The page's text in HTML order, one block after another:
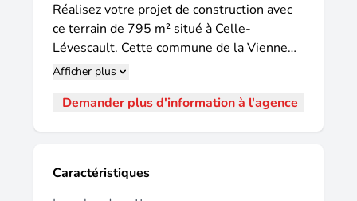
Réalisez votre projet de construction avec
ce terrain de 795 m² situé à Celle-
Lévescault. Cette commune de la Vienne
séduit par son cadre de vie paisible, son
patrimoine local, offrant un équilibre idéal
principaux axes de déplacement, Celle-
Lévescault permet de profiter d'une vie au
Afficher plus
Demander plus d'information à l'agence
Caractéristiques